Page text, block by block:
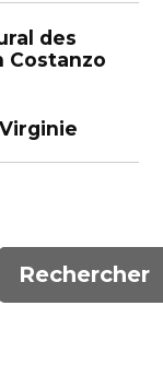
des
Costanzo
Rechercher